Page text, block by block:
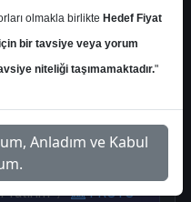
Üstü Get.
5
Yok
2
FROTO
olmakla birlikte Hedef Fiyat
bir tavsiye veya yorum
niteliği taşımamaktadır."
ve Kabul